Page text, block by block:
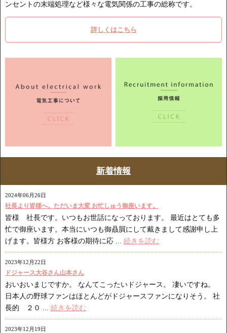
ンセントの末端処理など様々な電気関係の工事の総称です。
詳しくはこちら
新着情報
2024年06月26日
社長より皆様へ。ただいま大変 お忙しゅう御座います。
皆様 社長です。いつもお世話になっております。 最近はとても多
忙で御座います。本当にいつも御贔屓にして戴きまして感謝申し上
げます。皆様方 お客様の期待に応 ... 続きを読む
2023年12月22日
ドジャース大谷さん山本さん
おいおいまじですか。 なんてこったいドジャース。 凄いですね。
日本人の野球ファンはほとんどがドジャースファンになりそう。 社
長的 ２０ ... 続きを読む
2023年12月19日